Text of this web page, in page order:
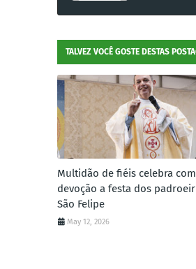
TALVEZ VOCÊ GOSTE DESTAS
Multidão de fiéis celebra
devoção a festa dos
São Felipe
May 12, 2026